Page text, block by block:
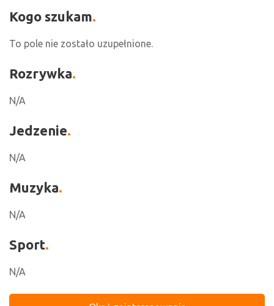
Kogo szukam
To pole nie zostało uzupełnione.
Rozrywka
N/A
Jedzenie
N/A
Muzyka
N/A
Sport
N/A